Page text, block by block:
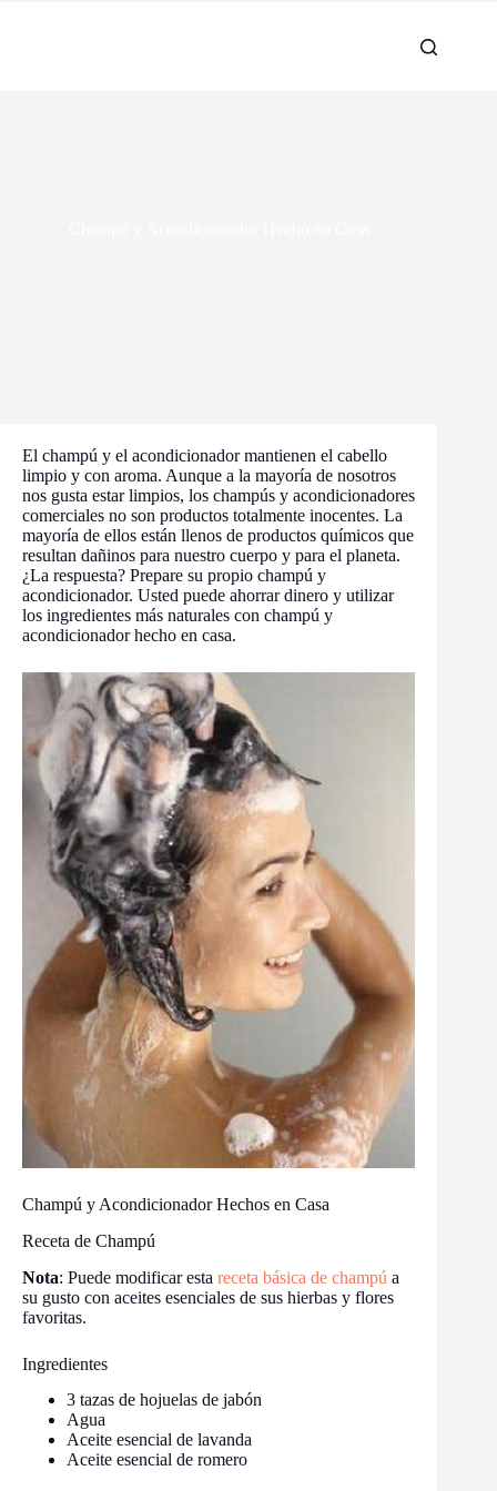
El champú y el acondicionador mantienen el cabello
limpio y con aroma. Aunque a la mayoría de nosotros
nos gusta estar limpios, los champús y acondicionadores
comerciales no son productos totalmente inocentes. La
mayoría de ellos están llenos de productos químicos que
resultan dañinos para nuestro cuerpo y para el planeta.
¿La respuesta? Prepare su propio champú y
acondicionador. Usted puede ahorrar dinero y utilizar
los ingredientes más naturales con champú y
acondicionador hecho en casa.
Champú y Acondicionador Hechos en Casa
Receta de Champú
Nota: Puede modificar esta receta básica de champú a
su gusto con aceites esenciales de sus hierbas y flores
favoritas.
Ingredientes
3 tazas de hojuelas de jabón
Agua
Aceite esencial de lavanda
Aceite esencial de romero